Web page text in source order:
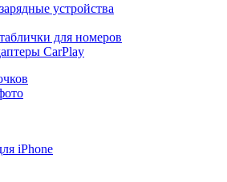
устройства
для номеров
CarPlay
iPhone